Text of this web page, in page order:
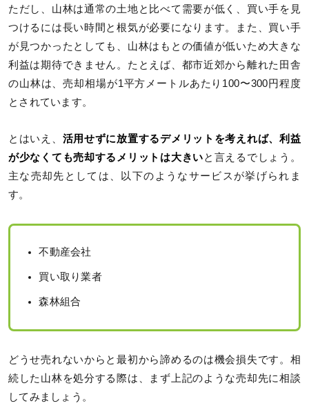
ただし、山林は通常の土地と比べて需要が低く、買い手を見
つけるには長い時間と根気が必要になります。また、買い手
が見つかったとしても、山林はもとの価値が低いため大きな
利益は期待できません。たとえば、都市近郊から離れた田舎
の山林は、売却相場が1平方メートルあたり100〜300円程度
とされています。
とはいえ、 活用せずに放置するデメリットを考えれば、利益
が少なくても売却するメリットは大きいと言えるでしょう。
主な売却先としては、以下のようなサービスが挙げられま
す。
不動産会社
買い取り業者
森林組合
どうせ売れないからと最初から諦めるのは機会損失です。相
続した山林を処分する際は、まず上記のような売却先に相談
してみましょう。